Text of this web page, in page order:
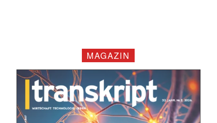
MAGAZIN